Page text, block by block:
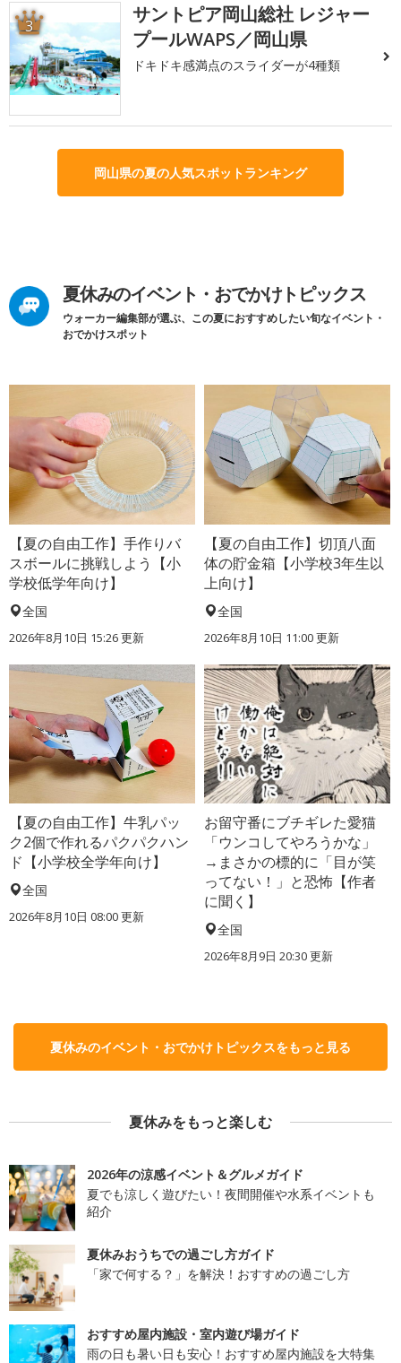
3
サントピア岡山総社 レジャー
プールWAPS／岡山県
ドキドキ感満点のスライダーが4種類
岡山県の夏の人気スポットランキング
夏休みのイベント・おでかけトピックス
ウォーカー編集部が選ぶ、この夏におすすめしたい旬なイベント・
おでかけスポット
【夏の自由工作】手作りバ
スボールに挑戦しよう【小
学校低学年向け】
全国
2026年8月10日 15:26更新
【夏の自由工作】切頂八面
体の貯金箱【小学校3年生以
上向け】
全国
2026年8月10日 11:00更新
【夏の自由工作】牛乳パッ
ク2個で作れるパクパクハン
ド【小学校全学年向け】
全国
2026年8月10日 08:00更新
お留守番にブチギレた愛猫
「ウンコしてやろうかな」
→まさかの標的に「目が笑
ってない！」と恐怖【作者
に聞く】
全国
2026年8月9日 20:30更新
夏休みのイベント・おでかけトピックスをもっと見る
夏休みをもっと楽しむ
2026年の涼感イベント＆グルメガイド
夏でも涼しく遊びたい！夜間開催や水系イベントも
紹介
夏休みおうちでの過ごし方ガイド
「家で何する？」を解決！おすすめの過ごし方
おすすめ屋内施設・室内遊び場ガイド
雨の日も暑い日も安心！おすすめ屋内施設を大特集